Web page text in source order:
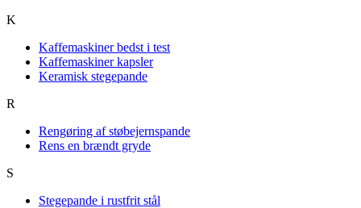
K
Kaffemaskiner bedst i test
Kaffemaskiner kapsler
Keramisk stegepande
R
Rengøring af støbejernspande
Rens en brændt gryde
S
Stegepande i rustfrit stål